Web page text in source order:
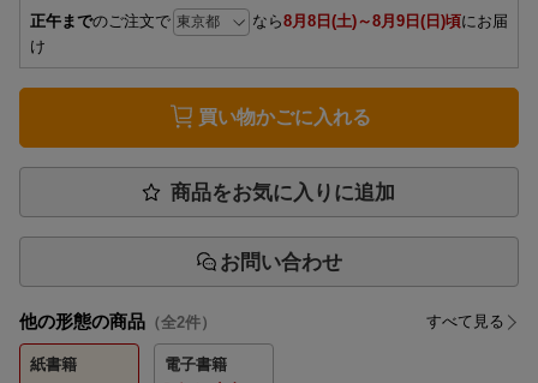
正午までのご注文で なら8月8日(土)～8月9日(日)頃にお届
け
買い物かごに入れる
商品をお気に入りに追加
お問い合わせ
他の形態の商品 （全2件） すべて見る
紙書籍 電子書籍